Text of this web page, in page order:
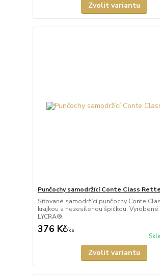
Zvolit variantu
Punčochy samodržící Conte Class Rette
Síťované samodržící punčochy Conte
krajkou a nezesílenou špičkou. Vyrobené
LYCRA®.
376 Kč/ks
Zvolit variantu